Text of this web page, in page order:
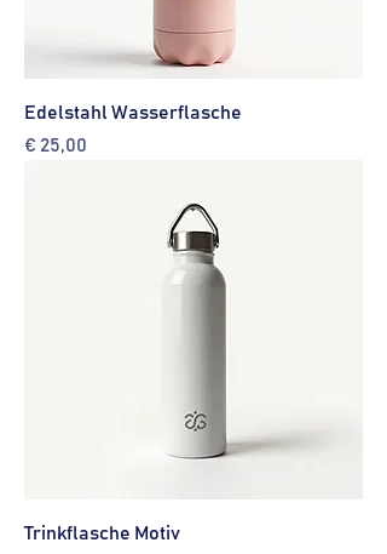
Edelstahl Wasserflasche
Preis
€ 25,00
Trinkflasche Motiv